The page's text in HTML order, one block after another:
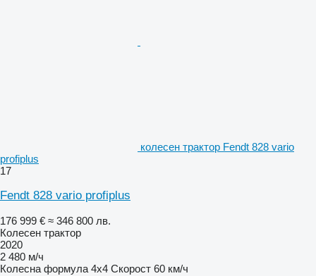
колесен трактор Fendt 828 vario
profiplus
17
Fendt 828 vario profiplus
176 999 € ≈ 346 800 лв.
Колесен трактор
2020
2 480 м/ч
Колесна формула 4x4 Скорост 60 км/ч